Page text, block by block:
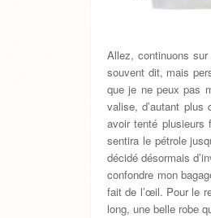
Allez, continuons
souvent dit, mais
que je ne peux pas
valise, d’autant
avoir tenté plusieurs
sentira le pétrole
décidé désormais
confondre mon
fait de l’œil. Pour le
long, une belle robe